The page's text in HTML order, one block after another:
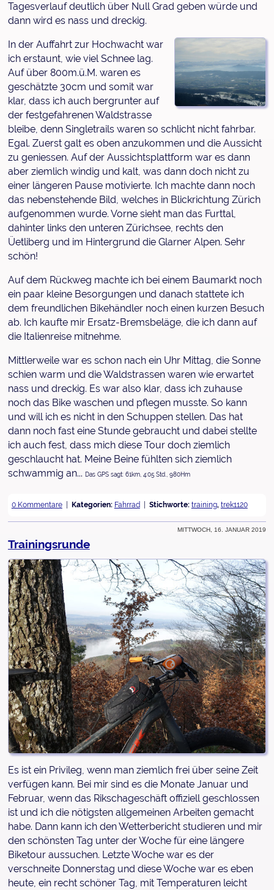
Tagesverlauf deutlich über Null Grad geben würde und
dann wird es nass und dreckig.
In der Auffahrt zur Hochwacht war
ich erstaunt, wie viel Schnee lag.
Auf über 800m.ü.M. waren es
geschätzte 30cm und somit war
klar, dass ich auch bergrunter auf
der festgefahrenen Waldstrasse
bleibe, denn Singletrails waren so schlicht nicht fahrbar.
Egal. Zuerst galt es oben anzukommen und die Aussicht
zu geniessen. Auf der Aussichtsplattform war es dann
aber ziemlich windig und kalt, was dann doch nicht zu
einer längeren Pause motivierte. Ich machte dann noch
das nebenstehende Bild, welches in Blickrichtung Zürich
aufgenommen wurde. Vorne sieht man das Furttal,
dahinter links den unteren Zürichsee, rechts den
Üetliberg und im Hintergrund die Glarner Alpen. Sehr
schön!
Auf dem Rückweg machte ich bei einem Baumarkt noch
ein paar kleine Besorgungen und danach stattete ich
dem freundlichen Bikehändler noch einen kurzen Besuch
ab. Ich kaufte mir Ersatz-Bremsbeläge, die ich dann auf
die Italienreise mitnehme.
Mittlerweile war es schon nach ein Uhr Mittag, die Sonne
schien warm und die Waldstrassen waren wie erwartet
nass und dreckig. Es war also klar, dass ich zuhause
noch das Bike waschen und pflegen musste. So kann
und will ich es nicht in den Schuppen stellen. Das hat
dann noch fast eine Stunde gebraucht und dabei stellte
ich auch fest, dass mich diese Tour doch ziemlich
geschlaucht hat. Meine Beine fühlten sich ziemlich
schwammig an... Das GPS sagt: 61km, 4:05 Std., 980Hm
0 Kommentare Kategorien: Fahrrad Stichworte: training, trek1120
Mittwoch, 16. Januar 2019
Trainingsrunde
Es ist ein Privileg, wenn man ziemlich frei über seine Zeit
verfügen kann. Bei mir sind es die Monate Januar und
Februar, wenn das Rikschageschäft offiziell geschlossen
ist und ich die nötigsten allgemeinen Arbeiten gemacht
habe. Dann kann ich den Wetterbericht studieren und mir
den schönsten Tag unter der Woche für eine längere
Biketour aussuchen. Letzte Woche war es der
verschneite Donnerstag und diese Woche war es eben
heute, ein recht schöner Tag, mit Temperaturen leicht